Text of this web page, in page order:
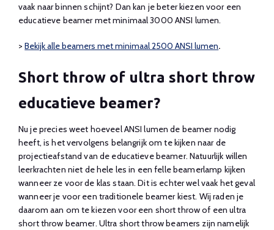
vaak naar binnen schijnt? Dan kan je beter kiezen voor een
educatieve beamer met minimaal 3000 ANSI lumen.
>Bekijk alle beamers met minimaal 2500 ANSI lumen.
Short throw of ultra short throw
educatieve beamer?
Nu je precies weet hoeveel ANSI lumen de beamer nodig
heeft, is het vervolgens belangrijk om te kijken naar de
projectieafstand van de educatieve beamer. Natuurlijk willen
leerkrachten niet de hele les in een felle beamerlamp kijken
wanneer ze voor de klas staan. Dit is echter wel vaak het geval
wanneer je voor een traditionele beamer kiest. Wij raden je
daarom aan om te kiezen voor een short throw of een ultra
short throw beamer. Ultra short throw beamers zijn namelijk